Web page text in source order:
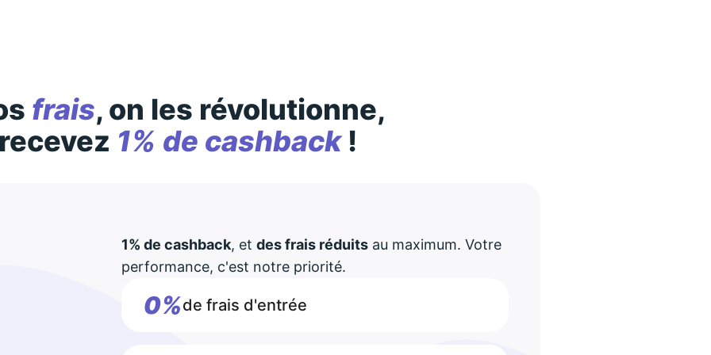
frais, on les révolutionne,
1% de cashback!
1% de cashback, et des frais réduitsau maximum. Votre
performance, c'est notre priorité.
0%de frais d'entrée